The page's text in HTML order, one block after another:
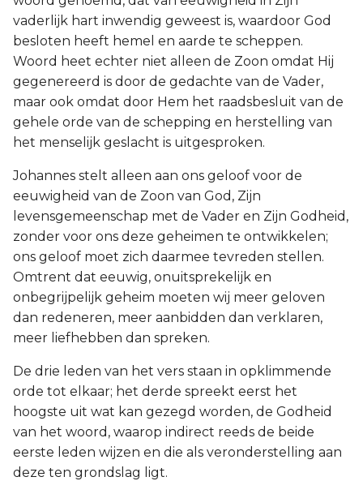
vaderlijk hart inwendig geweest is, waardoor God
besloten heeft hemel en aarde te scheppen.
Woord heet echter niet alleen de Zoon omdat Hij
gegenereerd is door de gedachte van de Vader,
maar ook omdat door Hem het raadsbesluit van de
gehele orde van de schepping en herstelling van
het menselijk geslacht is uitgesproken.
Johannes stelt alleen aan ons geloof voor de
eeuwigheid van de Zoon van God, Zijn
levensgemeenschap met de Vader en Zijn Godheid,
zonder voor ons deze geheimen te ontwikkelen;
ons geloof moet zich daarmee tevreden stellen.
Omtrent dat eeuwig, onuitsprekelijk en
onbegrijpelijk geheim moeten wij meer geloven
dan redeneren, meer aanbidden dan verklaren,
meer liefhebben dan spreken.
De drie leden van het vers staan in opklimmende
orde tot elkaar; het derde spreekt eerst het
hoogste uit wat kan gezegd worden, de Godheid
van het woord, waarop indirect reeds de beide
eerste leden wijzen en die als veronderstelling aan
deze ten grondslag ligt.